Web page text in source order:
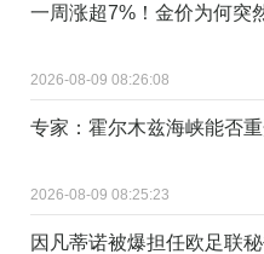
一周涨超7%！金价为何突
2026-08-09 08:26:08
专家：霍尔木兹海峡能否
2026-08-09 08:25:23
因凡蒂诺被爆担任欧足联